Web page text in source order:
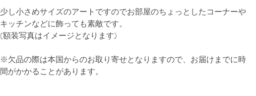
少し小さめサイズのアートですのでお部屋のちょっとしたコーナーや
キッチンなどに飾っても素敵です。
(額装写真はイメージとなります)
※欠品の際は本国からのお取り寄せとなりますので、お届けまでに時
間がかかることがあります。